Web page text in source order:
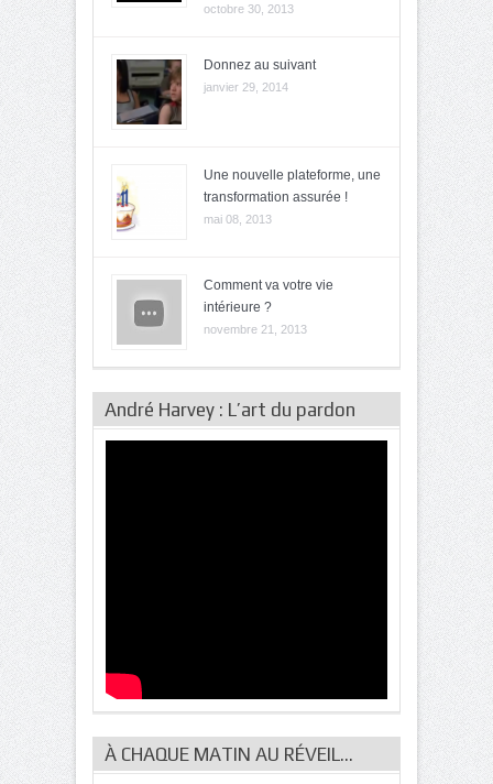
octobre 30, 2013
Donnez au suivant
janvier 29, 2014
Une nouvelle plateforme, une
transformation assurée !
mai 08, 2013
Comment va votre vie
intérieure ?
novembre 21, 2013
André Harvey : L’art du pardon
À CHAQUE MATIN AU RÉVEIL…